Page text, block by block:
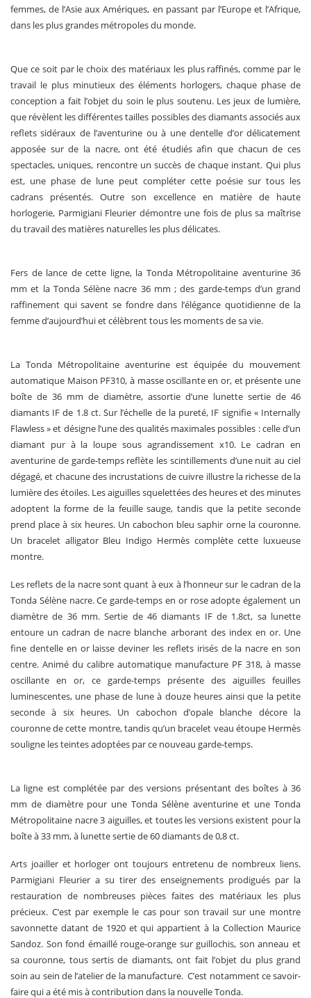
femmes, de l’Asie aux Amériques, en passant par l’Europe et l’Afrique,
dans les plus grandes métropoles du monde.
Que ce soit par le choix des matériaux les plus raffinés, comme par le
travail le plus minutieux des éléments horlogers, chaque phase de
conception a fait l’objet du soin le plus soutenu. Les jeux de lumière,
que révèlent les différentes tailles possibles des diamants associés aux
reflets sidéraux de l’aventurine ou à une dentelle d’or délicatement
apposée sur de la nacre, ont été étudiés afin que chacun de ces
spectacles, uniques, rencontre un succès de chaque instant. Qui plus
est, une phase de lune peut compléter cette poésie sur tous les
cadrans présentés. Outre son excellence en matière de haute
horlogerie, Parmigiani Fleurier démontre une fois de plus sa maîtrise
du travail des matières naturelles les plus délicates.
Fers de lance de cette ligne, la Tonda Métropolitaine aventurine 36
mm et la Tonda Sélène nacre 36 mm ; des garde-temps d’un grand
raffinement qui savent se fondre dans l’élégance quotidienne de la
femme d’aujourd’hui et célèbrent tous les moments de sa vie.
La Tonda Métropolitaine aventurine est équipée du mouvement
automatique Maison PF310, à masse oscillante en or, et présente une
boîte de 36 mm de diamètre, assortie d’une lunette sertie de 46
diamants IF de 1.8 ct. Sur l’échelle de la pureté, IF signifie « Internally
Flawless » et désigne l’une des qualités maximales possibles : celle d’un
diamant pur à la loupe sous agrandissement x10. Le cadran en
aventurine de garde-temps reflète les scintillements d’une nuit au ciel
dégagé, et chacune des incrustations de cuivre illustre la richesse de la
lumière des étoiles. Les aiguilles squelettées des heures et des minutes
adoptent la forme de la feuille sauge, tandis que la petite seconde
prend place à six heures. Un cabochon bleu saphir orne la couronne.
Un bracelet alligator Bleu Indigo Hermès complète cette luxueuse
montre.
Les reflets de la nacre sont quant à eux à l’honneur sur le cadran de la
Tonda Sélène nacre. Ce garde-temps en or rose adopte également un
diamètre de 36 mm. Sertie de 46 diamants IF de 1.8ct, sa lunette
entoure un cadran de nacre blanche arborant des index en or. Une
fine dentelle en or laisse deviner les reflets irisés de la nacre en son
centre. Animé du calibre automatique manufacture PF 318, à masse
oscillante en or, ce garde-temps présente des aiguilles feuilles
luminescentes, une phase de lune à douze heures ainsi que la petite
seconde à six heures. Un cabochon d’opale blanche décore la
couronne de cette montre, tandis qu’un bracelet veau étoupe Hermès
souligne les teintes adoptées par ce nouveau garde-temps.
La ligne est complétée par des versions présentant des boîtes à 36
mm de diamètre pour une Tonda Sélène aventurine et une Tonda
Métropolitaine nacre 3 aiguilles, et toutes les versions existent pour la
boîte à 33 mm, à lunette sertie de 60 diamants de 0,8 ct.
Arts joailler et horloger ont toujours entretenu de nombreux liens.
Parmigiani Fleurier a su tirer des enseignements prodigués par la
restauration de nombreuses pièces faites des matériaux les plus
précieux. C’est par exemple le cas pour son travail sur une montre
savonnette datant de 1920 et qui appartient à la Collection Maurice
Sandoz. Son fond émaillé rouge-orange sur guillochis, son anneau et
sa couronne, tous sertis de diamants, ont fait l’objet du plus grand
soin au sein de l’atelier de la manufacture. C’est notamment ce savoir-
faire qui a été mis à contribution dans la nouvelle Tonda.